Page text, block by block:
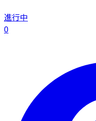
進行中
0